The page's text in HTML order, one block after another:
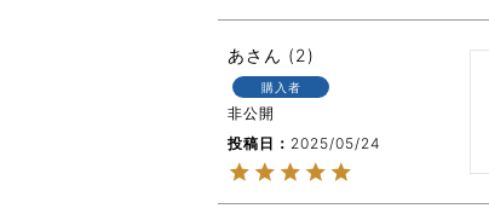
あ 2
購入者
非公開
投稿日
2025/05/24